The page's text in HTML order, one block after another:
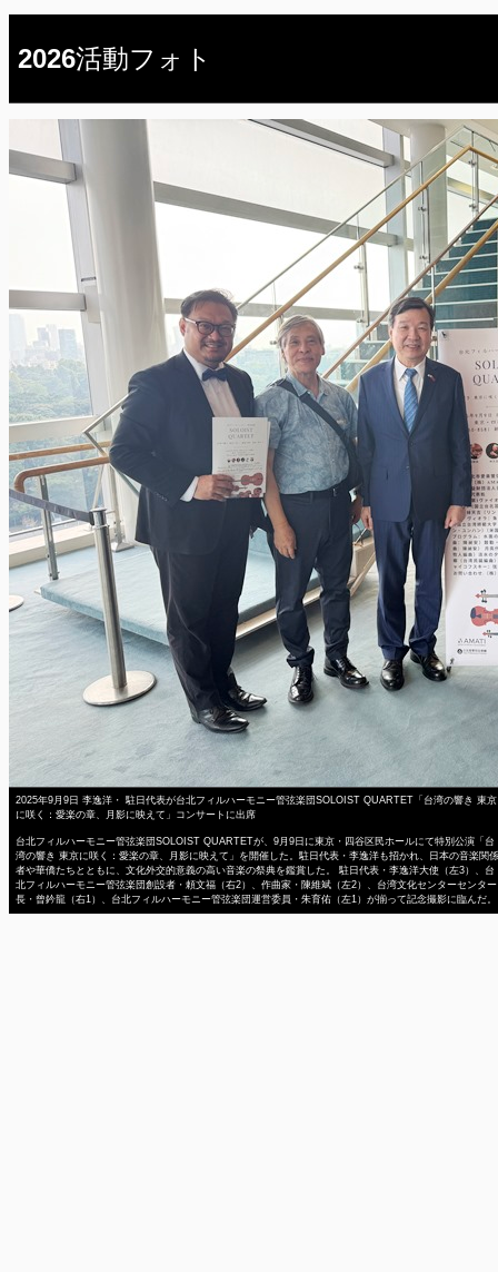
2026活動フォト
2025年9月9日 李逸洋・ 駐日代表が台北フィルハーモニー管弦楽団SOLOIST QUARTET「台湾の響き 東京
に咲く：愛楽の章、月影に映えて」コンサートに出席
台北フィルハーモニー管弦楽団SOLOIST QUARTETが、9月9日に東京・四谷区民ホールにて特別公演「台
湾の響き 東京に咲く：愛楽の章、月影に映えて」を開催した。駐日代表・李逸洋も招かれ、日本の音楽関係
者や華僑たちとともに、文化外交的意義の高い音楽の祭典を鑑賞した。 駐日代表・李逸洋大使（左3）、台
北フィルハーモニー管弦楽団創設者・頼文福（右2）、作曲家・陳維斌（左2）、台湾文化センターセンター
長・曾鈐龍（右1）、台北フィルハーモニー管弦楽団運営委員・朱育佑（左1）が揃って記念撮影に臨んだ。